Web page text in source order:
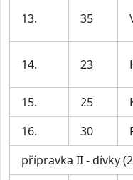
13. 35
14. 23
15. 25
16.
30
přípravka II - dívky